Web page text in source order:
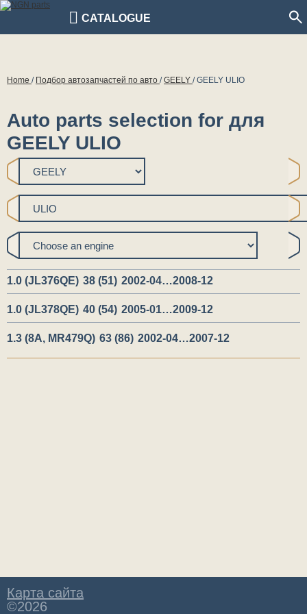
CATALOGUE
Home / Подбор автозапчастей по авто /GEELY /GEELY ULIO
Auto parts selection for для
GEELY ULIO
1.0 (JL376QE) 38 (51) 2002-04…2008-12
1.0 (JL378QE) 40 (54) 2005-01…2009-12
1.3 (8A, MR479Q) 63 (86) 2002-04…2007-12
Карта сайта
©2026